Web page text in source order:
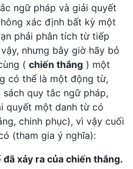
ngữ pháp và giải quyết
xác định bất kỳ một
phải phân tích từ tiếp
nhưng bây giờ hãy bỏ
( chiến thắng ) một
có thể là một động từ,
sách quy tắc ngữ pháp,
quyết một danh từ có
chinh phục), vì vậy cuối
(tham gia ý nghĩa):
xảy ra của chiến thắng.